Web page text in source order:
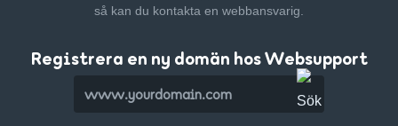
så kan du kontakta en webbansvarig.
Registrera en ny domän hos Websupport